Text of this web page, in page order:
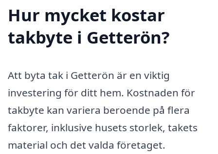
Hur mycket kostar
takbyte i Getterön?
Att byta tak i Getterön är en viktig
investering för ditt hem. Kostnaden för
takbyte kan variera beroende på flera
faktorer, inklusive husets storlek, takets
material och det valda företaget.